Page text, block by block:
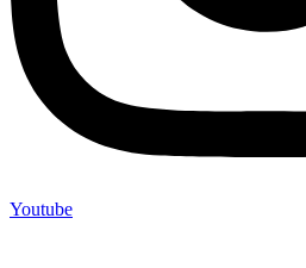
Youtube